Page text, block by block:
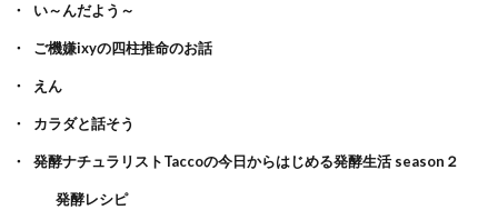
い～んだよう～
ご機嫌ixyの四柱推命のお話
えん
カラダと話そう
発酵ナチュラリストTaccoの今日からはじめる発酵生活 season２
発酵レシピ